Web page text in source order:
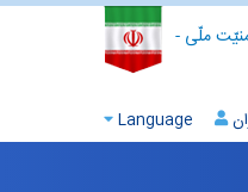
ملّی -
Language